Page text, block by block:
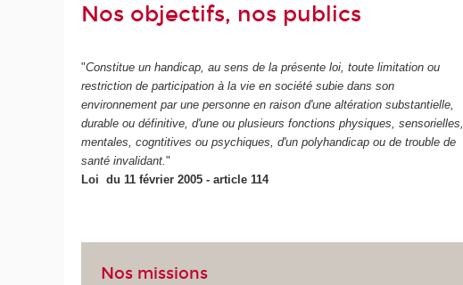
Nos objectifs, nos publics
"Constitue un handicap, au sens de la présente loi, toute limitation ou
restriction de participation à la vie en société subie dans son
environnement par une personne en raison d'une altération substantielle,
durable ou définitive, d'une ou plusieurs fonctions physiques, sensorielles,
mentales, cogntitives ou psychiques, d'un polyhandicap ou de trouble de
santé invalidant."
Loi du 11 février 2005 - article 114
Nos missions